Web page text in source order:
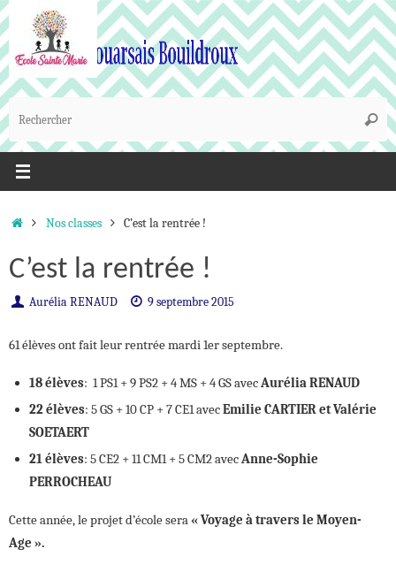
Passer
au
contenu
:
AccueilNos classes C’est la rentrée !
C’est la rentrée !
Aurélia RENAUD 9 septembre 2015
61 élèves ont fait leur rentrée mardi 1er septembre.
18 élèves: 1 PS1 + 9 PS2 + 4 MS + 4 GS avecAurélia RENAUD
22 élèves: 5 GS + 10 CP + 7 CE1 avecEmilie CARTIER et Valérie
SOETAERT
21 élèves: 5 CE2 + 11 CM1 + 5 CM2 avecAnne-Sophie
PERROCHEAU
Cette année, le projet d’école sera« Voyage à travers le Moyen-
Age ».